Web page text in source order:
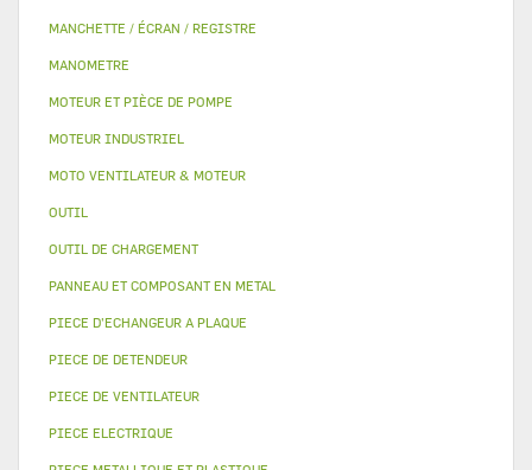
MANCHETTE / ÉCRAN / REGISTRE
MANOMETRE
MOTEUR ET PIÈCE DE POMPE
MOTEUR INDUSTRIEL
MOTO VENTILATEUR & MOTEUR
OUTIL
OUTIL DE CHARGEMENT
PANNEAU ET COMPOSANT EN METAL
PIECE D'ECHANGEUR A PLAQUE
PIECE DE DETENDEUR
PIECE DE VENTILATEUR
PIECE ELECTRIQUE